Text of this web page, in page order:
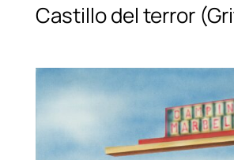
Castillo del terror